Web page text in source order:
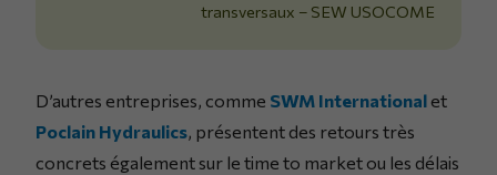
transversaux – SEW USOCOME
D’autres entreprises, comme SWM International et
Poclain Hydraulics, présentent des retours très
concrets également sur le time to market ou les délais